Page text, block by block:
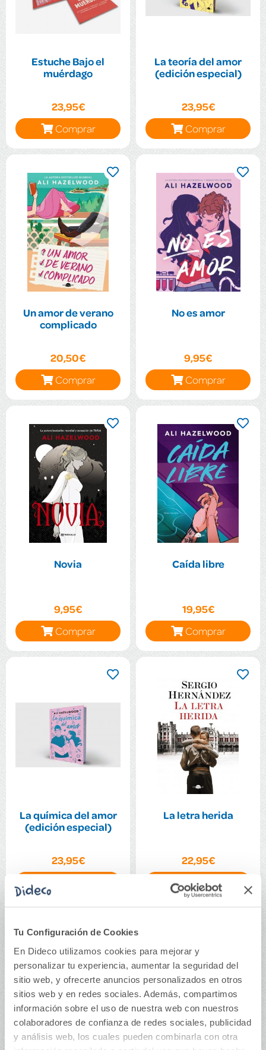
Tu Configuración de Cookies
En Dideco utilizamos cookies para mejorar y
personalizar tu experiencia, aumentar la seguridad del
sitio web, y ofrecerte anuncios personalizados en otros
sitios web y en redes sociales. Además, compartimos
información sobre el uso de nuestra web con nuestros
colaboradores de confianza de redes sociales, publicidad
y análisis web, los cuales pueden combinarla con otra
Estuche Bajo el
muérdago
23,95€
Comprar
La teoría del amor
(edición especial)
23,95€
Comprar
Un amor de verano
complicado
20,50€
Comprar
No es amor
9,95€
Comprar
Novia
9,95€
Comprar
Caída libre
19,95€
Comprar
La química del amor
(edición especial)
23,95€
La letra herida
22,95€
Comprar